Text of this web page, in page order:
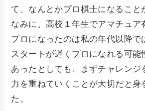
て、なんとかプロ棋士になること
なみに、高校１年生でアマチュア
プロになったのは私の年代以降で
スタートが遅くプロになれる可能
あったとしても、まずチャレンジ
力を重ねていくことが大切だと身
た。